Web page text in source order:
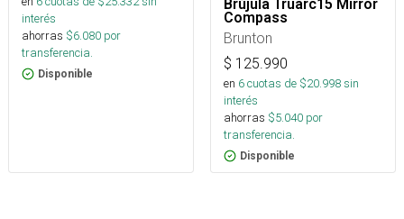
interés
ahorras $6.080 por
transferencia.
Disponible
Brújula Truarc15 Mirror
Compass
Brunton
$ 125.990
en 6cuotas de $20.998sin
interés
ahorras $5.040 por
transferencia.
Disponible